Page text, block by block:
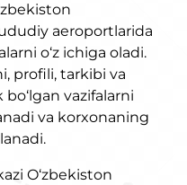
aeroportlarida
o‘z ichiga oladi.
profili, tarkibi va
vazifalarni
va korxonaning
O‘zbekiston